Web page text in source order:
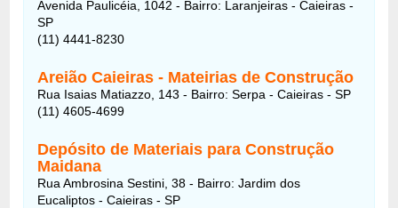
Avenida Paulicéia, 1042 - Bairro: Laranjeiras - Caieiras -
SP
(11) 4441-8230
Areião Caieiras - Mateirias de Construção
Rua Isaias Matiazzo, 143 - Bairro: Serpa - Caieiras - SP
(11) 4605-4699
Depósito de Materiais para Construção
Maidana
Rua Ambrosina Sestini, 38 - Bairro: Jardim dos
Eucaliptos - Caieiras - SP